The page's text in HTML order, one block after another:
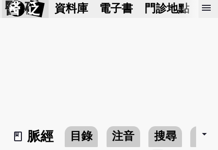
醫 砭 資料庫 電子書 門診地點 預
menu
book_2
脈經 目錄 注音 搜尋 書介
arrow_drop_down